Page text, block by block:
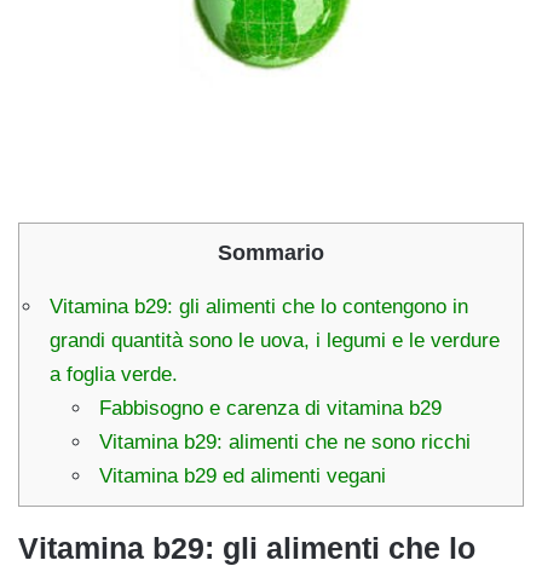
Sommario
Vitamina b29: gli alimenti che lo contengono in
grandi quantità sono le uova, i legumi e le verdure
a foglia verde.
Fabbisogno e carenza di vitamina b29
Vitamina b29: alimenti che ne sono ricchi
Vitamina b29 ed alimenti vegani
Vitamina b29: gli alimenti che lo